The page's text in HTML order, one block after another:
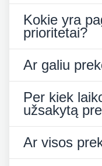
Kokie yra
prioritetai?
Ar galiu
Per kiek
užsakytą
Ar visos